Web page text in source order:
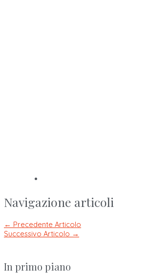
Navigazione articoli
← Precedente Articolo
Successivo Articolo →
In primo piano